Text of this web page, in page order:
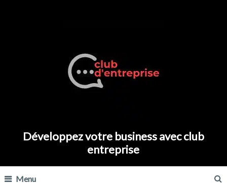
Développez votre business avec club
entreprise
Menu